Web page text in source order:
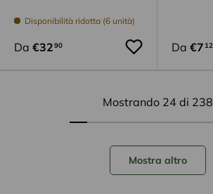
Disponibilità ridotta (6 unità)
Da €3290 Da €7 12
Mostrando 24 di 238
Mostra altro